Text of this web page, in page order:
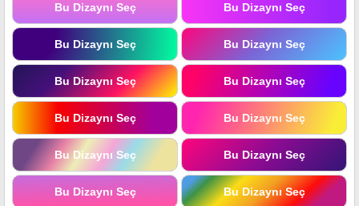
Bu Dizaynı Seç Bu Dizaynı Seç
Bu Dizaynı Seç Bu Dizaynı Seç
Bu Dizaynı Seç Bu Dizaynı Seç
Bu Dizaynı Seç Bu Dizaynı Seç
Bu Dizaynı Seç Bu Dizaynı Seç
Bu Dizaynı Seç Bu Dizaynı Seç